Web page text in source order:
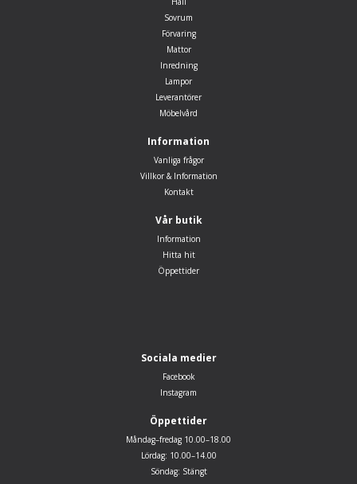
Sovrum
Förvaring
Mattor
Inredning
Lampor
Leverantörer
Möbelvård
Information
Vanliga frågor
Villkor & Information
Kontakt
Vår butik
Information
Hitta hit
Öppettider
Sociala medier
Facebook
Instagram
Öppettider
Måndag–fredag 10.00–18.00
Lördag: 10.00–14.00
Söndag: Stängt